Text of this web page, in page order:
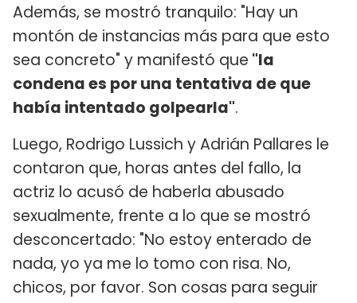
Además, se mostró tranquilo: "Hay un
montón de instancias más para que esto
sea concreto" y manifestó que "la
condena es por una tentativa de que
había intentado golpearla".
Luego, Rodrigo Lussich y Adrián Pallares le
contaron que, horas antes del fallo, la
actriz lo acusó de haberla abusado
sexualmente, frente a lo que se mostró
desconcertado: "No estoy enterado de
nada, yo ya me lo tomo con risa. No,
chicos, por favor. Son cosas para seguir